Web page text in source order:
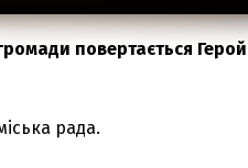
повертається
рада.